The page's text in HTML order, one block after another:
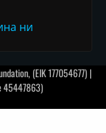
ни
(EIK 177054677) |
45447863)